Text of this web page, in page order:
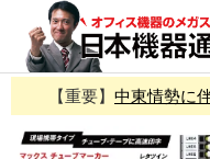
【重要】 中東情勢に